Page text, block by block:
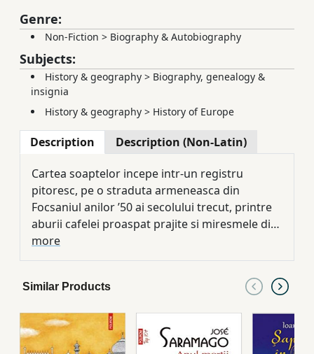
Genre:
Non-Fiction > Biography & Autobiography
Subjects:
History & geography > Biography, genealogy &
insignia
History & geography > History of Europe
Description Description (Non-Latin)
Cartea soaptelor incepe intr-un registru
pitoresc, pe o straduta armeneasca din
Focsaniul anilor ’50 ai secolului trecut, printre
aburii cafelei proaspat prajite si miresmele din
camara bunicii Armenuhi, printre bucoavnele si
fotografiile bunicului Garabet. „Batrinii armeni
ai copilariei” lui Varujan Vosganian nu au de
istorisit intimplari delectabile, ci fapte de-a
se despovareze de o trauma – a lor si a
predecesorilor. Istoria genocidului din 1915
more
Similar Products